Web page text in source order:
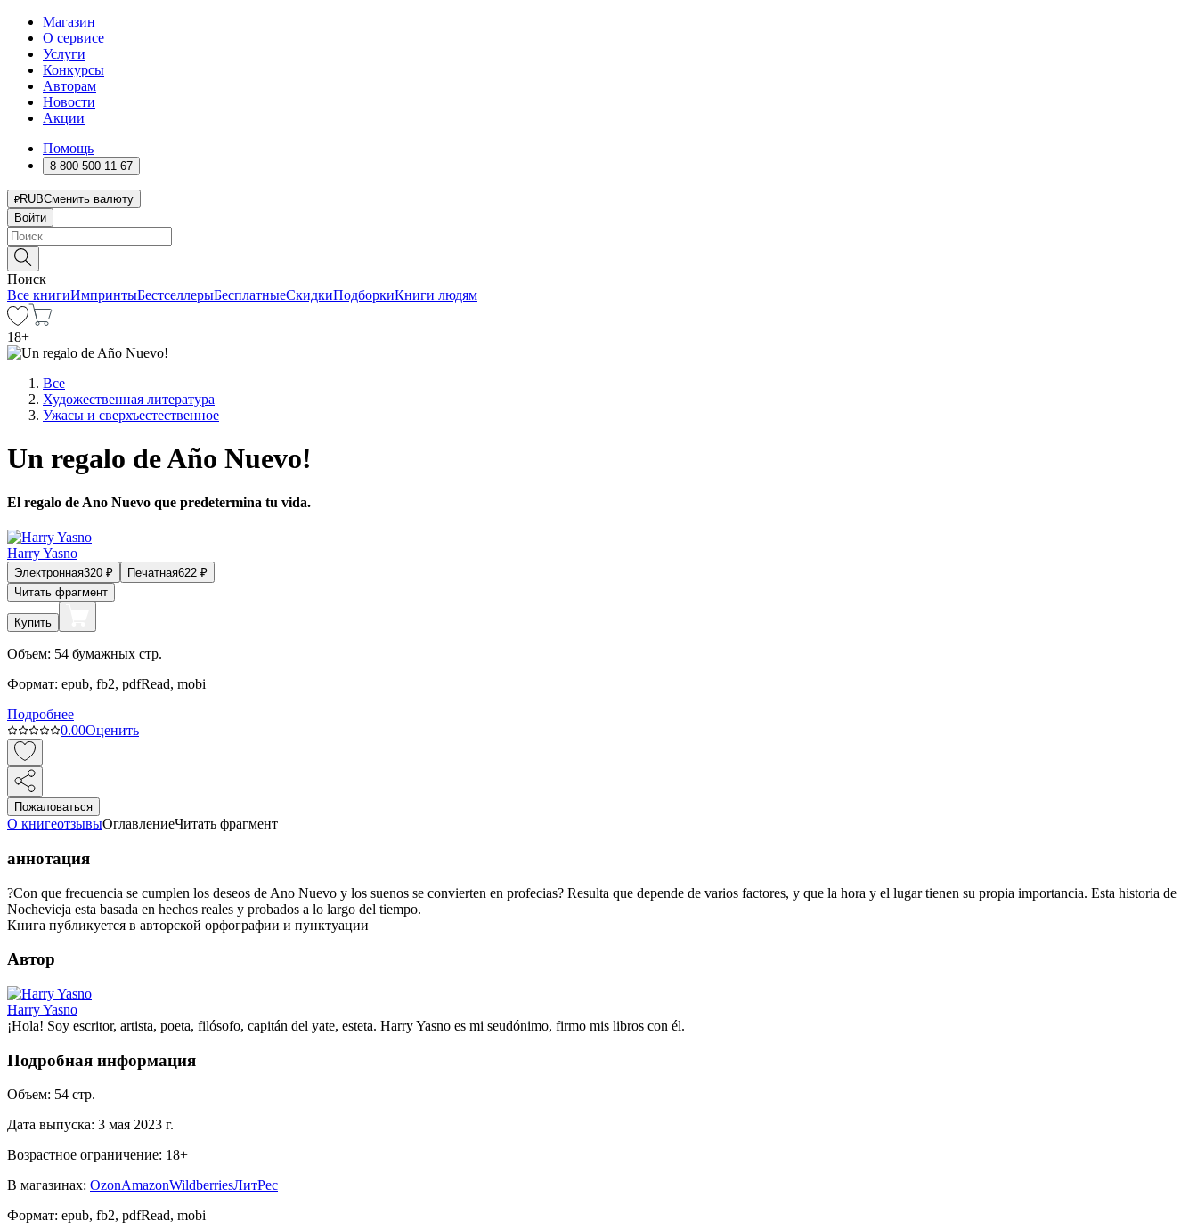
Магазин
О сервисе
Услуги
Конкурсы
Авторам
Новости
Акции
Помощь
8 800 500 11 67
RUBСменить валюту
Войти
Поиск
Все книгиИмпринтыБестселлерыБесплатныеСкидкиПодборкиКниги людям
18+
Все
Художественная литература
Ужасы и сверхъестественное
Un regalo de Año Nuevo!
El regalo de Ano Nuevo que predetermina tu vida.
Harry Yasno
Электронная320 ₽ Печатная622 ₽
Читать фрагмент
Купить
Объем: 54 бумажных стр.
Формат: epub, fb2, pdfRead, mobi
Подробнее
0.00Оценить
Пожаловаться
О книгеотзывыОглавлениеЧитать фрагмент
аннотация
?Con que frecuencia se cumplen los deseos de Ano Nuevo y los suenos se convierten en profecias? Resulta que depende de varios factores, y que la hora y el lugar tienen su propia importancia. Esta historia de
Nochevieja esta basada en hechos reales y probados a lo largo del tiempo.
Книга публикуется в авторской орфографии и пунктуации
Автор
Harry Yasno
¡Hola! Soy escritor, artista, poeta, filósofo, capitán del yate, esteta. Harry Yasno es mi seudónimo, firmo mis libros con él.
Подробная информация
Объем: 54 стр.
Дата выпуска: 3 мая 2023 г.
Возрастное ограничение: 18+
В магазинах: OzonAmazonWildberriesЛитРес
Формат: epub, fb2, pdfRead, mobi